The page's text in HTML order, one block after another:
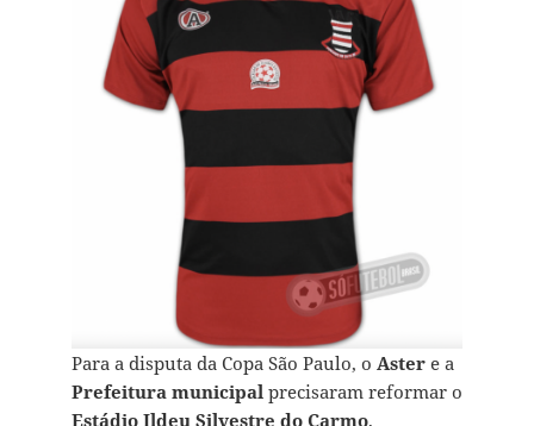
Para a disputa da Copa São Paulo, o Astere a
Prefeitura municipalprecisaram reformar o
Estádio Ildeu Silvestre do Carmo,